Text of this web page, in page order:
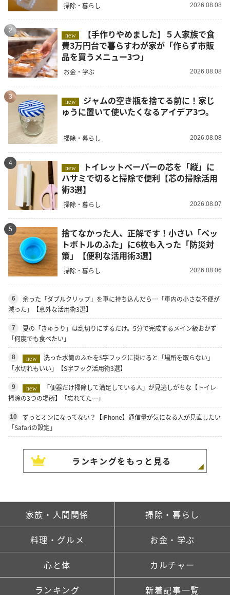
掃除・暮らし 2026.08.08
2
new
費3万円台で暮らすわが家が「作らず市販
品を買うメニュー3つ」
お金・学ぶ 2026.08.08
3
new
ゅうに置いて使いたくなるアイデア3つ。
掃除・暮らし 2026.08.08
4
new
ハサミで切ると掃除で便利【芯の掃除活用
術3選】
掃除・暮らし 2026.08.07
5
捨てなかった人、正解です！小さい「ペッ
トボトルのふた」に6枚も入った「防災対
策」【便利な活用術3選】
掃除・暮らし 2026.08.06
6
余った「ダブルクリップ」を車に持ち込んだら…「車内の小さな不便が
減った」【意外な活用術3選】
7
夏の「きゅうり」は乱切りにするだけ。5分で完成するメイン級おかず
「何度でも食べたい」
8 new
洗った水筒のふたをS字フックに掛けると「場所を取らない」
「水切れもいい」【S字フック活用術3選】
9 new
「便器だけ掃除して満足している人」が見逃しがちな【トイレ
掃除の3つの場所】「忘れてた…」
10
ずっとオンになってない？【iPhone】通信量が気になる人が見直したい
「Safariの設定」
ランキングをもっと見る
家族・人間関係 掃除・暮らし
料理・グルメ お金・学ぶ
心と体 カルチャー
ランキング 新着記事一覧